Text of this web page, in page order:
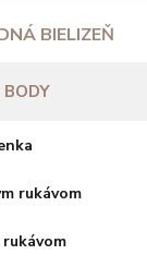
BIELIZEŇ
rukávom